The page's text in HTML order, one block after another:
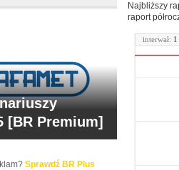
Najbliższy
raport
interwał:
[BR Premium]
Sprawdź BR Plus